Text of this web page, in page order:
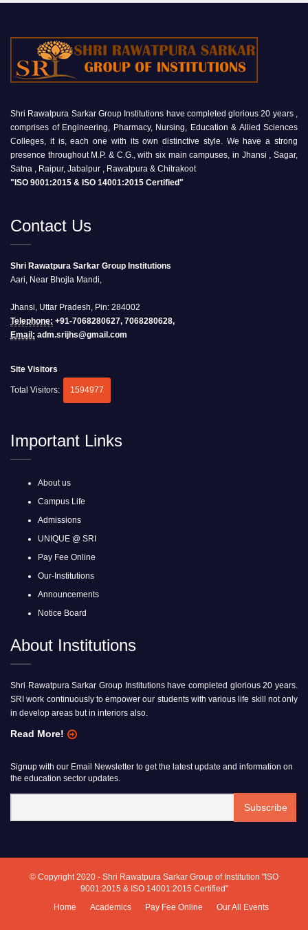
Shri Rawatpura Sarkar Group Institutions have completed glorious 20 years ,
comprises of Engineering, Pharmacy, Nursing, Education & Allied Sciences
Colleges, it is, each one with its own distinctive style. We have a strong
presence throughout M.P. & C.G., with six main campuses, in Jhansi , Sagar,
Satna , Raipur, Jabalpur , Rawatpura & Chitrakoot
"ISO 9001:2015 & ISO 14001:2015 Certified"
Contact Us
Shri Rawatpura Sarkar Group Institutions
Aari, Near Bhojla Mandi,
Jhansi, Uttar Pradesh, Pin: 284002
Telephone: +91-7068280627, 7068280628,
Email: adm.srijhs@gmail.com
Site Visitors
Total Visitors: 1594977
Important Links
About us
Campus Life
Admissions
UNIQUE @ SRI
Pay Fee Online
Our-Institutions
Announcements
Notice Board
About Institutions
Shri Rawatpura Sarkar Group Institutions have completed glorious 20 years.
SRI work continuously to empower our students with various life skill not only
in develop areas but in interiors also.
Read More!
Signup with our Email Newsletter to get the latest update and information on
the education sector updates.
© Copyright 2020 - Shri Rawatpura Sarkar Group of Institution "ISO
9001:2015 & ISO 14001:2015 Certified"
Home
Academics Pay Fee Online Our All Events